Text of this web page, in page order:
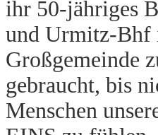
ihr 50-jähriges
und Urmitz-Bhf
Großgemeinde
gebraucht, bis
Menschen